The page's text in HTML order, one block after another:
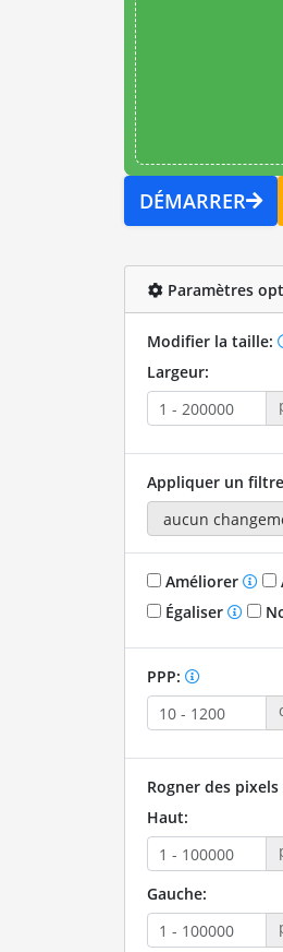
DÉMARRER
Paramètres
Modifier la taille:
Largeur:
Appliquer un
Améliorer
Égaliser
PPP:
Rogner des
Haut:
Gauche: